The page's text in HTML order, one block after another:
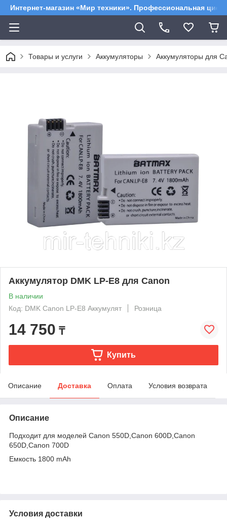
Интернет-магазин «Мир техники». Профессиональная
Товары и услуги Аккумуляторы Аккумуляторы для
Аккумулятор DMK LP-E8 для Canon
В наличии
Код: DMK Canon LP-E8 Аккумулят
Розница
14 750 ₸
Купить
Описание Доставка Оплата Условия возврата
Описание
Подходит для моделей Canon 550D,Canon 600D,Canon
650D,Canon 700D
Емкость 1800 mAh
Условия доставки